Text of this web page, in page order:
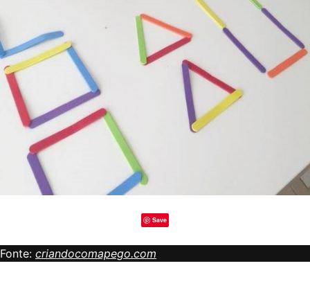
Save
Fonte: criandocomapego.com